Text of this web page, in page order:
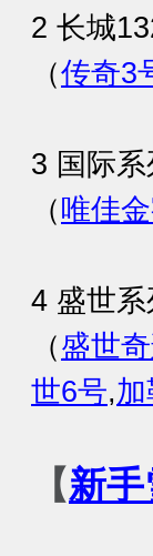
2 长城
（传奇3
3 国际
（唯佳
4 盛世
（盛世
世6号,
【新